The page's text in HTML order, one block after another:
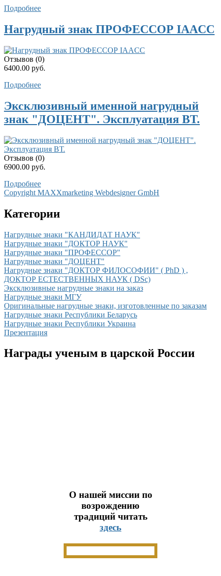
Подробнее
Нагрудный знак ПРОФЕССОР IAACC
Отзывов (0)
6400.00 руб.
Подробнее
Эксклюзивный именной нагрудный
знак "ДОЦЕНТ". Эксплуатация ВТ.
Отзывов (0)
6900.00 руб.
Подробнее
Copyright MAXXmarketing Webdesigner GmbH
Категории
Нагрудные знаки "КАНДИДАТ НАУК"
Нагрудные знаки "ДОКТОР НАУК"
Нагрудные знаки "ПРОФЕССОР"
Нагрудные знаки "ДОЦЕНТ"
Нагрудные знаки "ДОКТОР ФИЛОСОФИИ" ( PhD ) ,
ДОКТОР ЕСТЕСТВЕННЫХ НАУК ( DSc)
Эксклюзивные нагрудные знаки на заказ
Нагрудные знаки МГУ
Оригинальные нагрудные знаки, изготовленные по заказам
Нагрудные знаки Республики Беларусь
Нагрудные знаки Республики Украина
Презентация
Награды ученым в царской России
О нашей миссии по
возрождению
традиций читать
здесь